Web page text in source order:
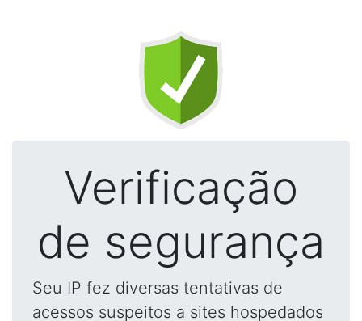
Verificação
de segurança
Seu IP fez diversas tentativas de
acessos suspeitos a sites hospedados